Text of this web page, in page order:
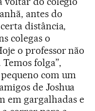
antes do
distância,
colegas o
o professor não
folga”,
com um
de Joshua
em gargalhadas e